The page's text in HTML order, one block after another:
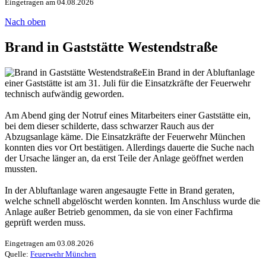
Eingetragen am 04.08.2026
Nach oben
Brand in Gaststätte Westendstraße
Ein Brand in der Abluftanlage
einer Gaststätte ist am 31. Juli für die Einsatzkräfte der Feuerwehr
technisch aufwändig geworden.
Am Abend ging der Notruf eines Mitarbeiters einer Gaststätte ein,
bei dem dieser schilderte, dass schwarzer Rauch aus der
Abzugsanlage käme. Die Einsatzkräfte der Feuerwehr München
konnten dies vor Ort bestätigen. Allerdings dauerte die Suche nach
der Ursache länger an, da erst Teile der Anlage geöffnet werden
mussten.
In der Abluftanlage waren angesaugte Fette in Brand geraten,
welche schnell abgelöscht werden konnten. Im Anschluss wurde die
Anlage außer Betrieb genommen, da sie von einer Fachfirma
geprüft werden muss.
Eingetragen am 03.08.2026
Quelle: Feuerwehr München